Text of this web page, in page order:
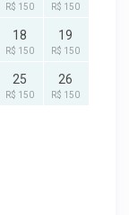
R$ 150 R$ 150
18
R$ 150
19
R$ 150
25
R$ 150
26
R$ 150